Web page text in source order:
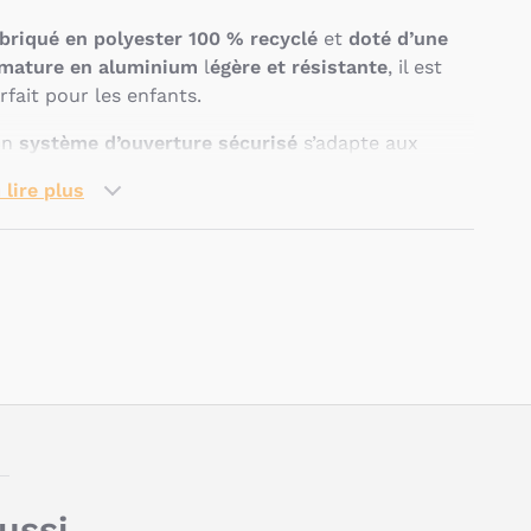
en polyester 100 % recyclé et doté d’une
en aluminium légère et résistante, il est
pour les enfants.
système d’ouverture sécurisé s’adapte aux
les flaques.
du
lire plus